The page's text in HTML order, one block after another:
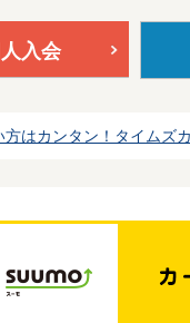
入会
方はカンタン！タイムズ